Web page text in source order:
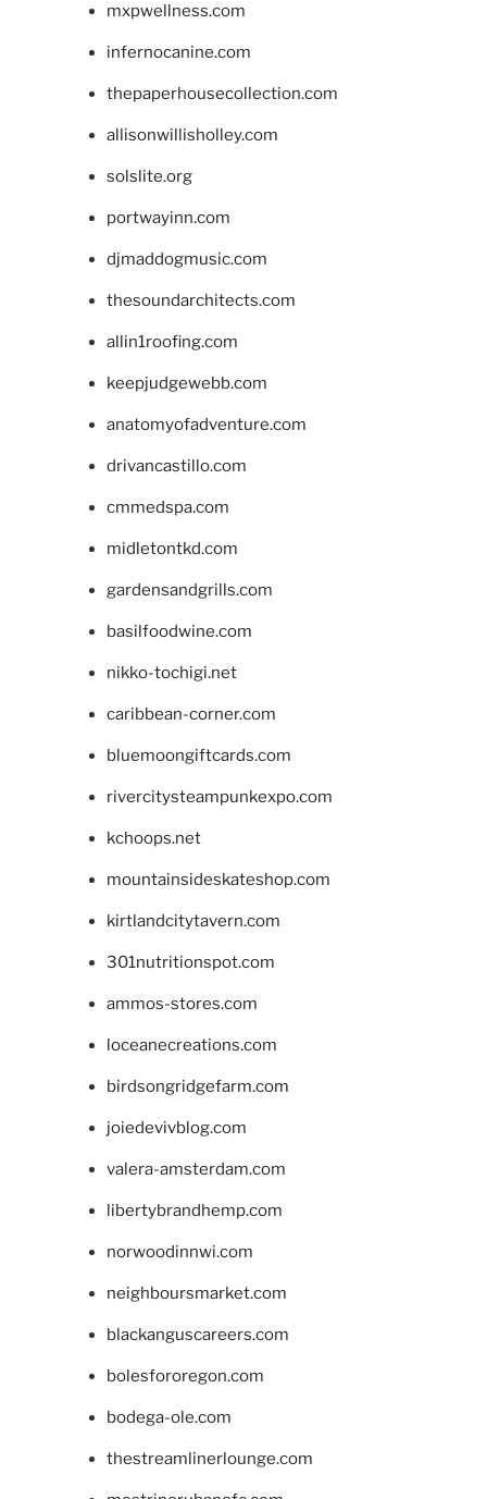
mxpwellness.com
infernocanine.com
thepaperhousecollection.com
allisonwillisholley.com
solslite.org
portwayinn.com
djmaddogmusic.com
thesoundarchitects.com
allin1roofing.com
keepjudgewebb.com
anatomyofadventure.com
drivancastillo.com
cmmedspa.com
midletontkd.com
gardensandgrills.com
basilfoodwine.com
nikko-tochigi.net
caribbean-corner.com
bluemoongiftcards.com
rivercitysteampunkexpo.com
kchoops.net
mountainsideskateshop.com
kirtlandcitytavern.com
301nutritionspot.com
ammos-stores.com
loceanecreations.com
birdsongridgefarm.com
joiedevivblog.com
valera-amsterdam.com
libertybrandhemp.com
norwoodinnwi.com
neighboursmarket.com
blackanguscareers.com
bolesfororegon.com
bodega-ole.com
thestreamlinerlounge.com